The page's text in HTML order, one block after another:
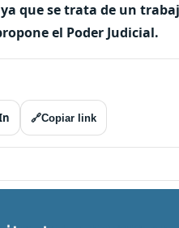
que se trata de un
el Poder Judicial.
🔗Copiar link